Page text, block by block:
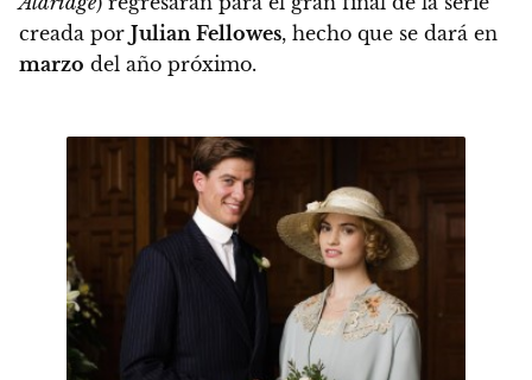
creada por Julian Fellowes, hecho que se dará en
marzo del año próximo.